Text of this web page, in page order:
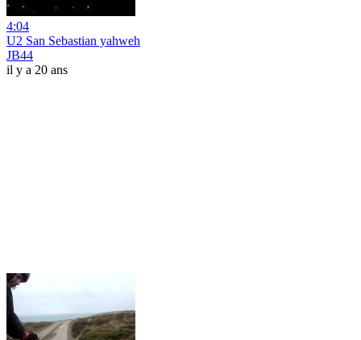
4:04
U2 San Sebastian yahweh
JB44
il y a 20 ans